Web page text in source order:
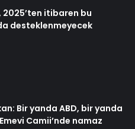
itibaren bu
desteklenmeyecek
Bir yanda ABD, bir yanda
Camii’nde namaz